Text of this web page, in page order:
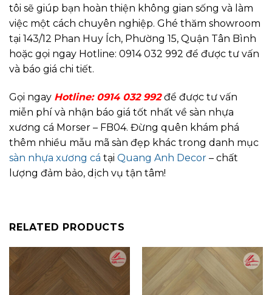
tôi sẽ giúp bạn hoàn thiện không gian sống và làm
việc một cách chuyên nghiệp. Ghé thăm showroom
tại 143/12 Phan Huy Ích, Phường 15, Quận Tân Bình
hoặc gọi ngay Hotline: 0914 032 992 để được tư vấn
và báo giá chi tiết.
Gọi ngay Hotline: 0914 032 992 để được tư vấn
miễn phí và nhận báo giá tốt nhất về sàn nhựa
xương cá Morser – FB04. Đừng quên khám phá
thêm nhiều mẫu mã sàn đẹp khác trong danh mục
sàn nhựa xương cá tại Quang Anh Decor – chất
lượng đảm bảo, dịch vụ tận tâm!
RELATED PRODUCTS